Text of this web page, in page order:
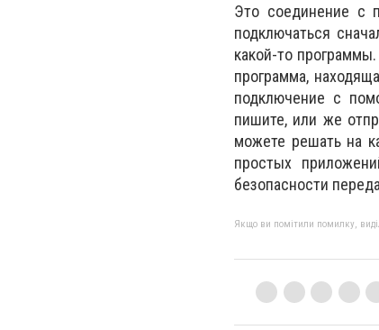
Это соединение с
подключаться
какой-то
программа,
подключение с
пишите, или же
можете решать на
простых
безопасности
Якщо ви помітили помилку,